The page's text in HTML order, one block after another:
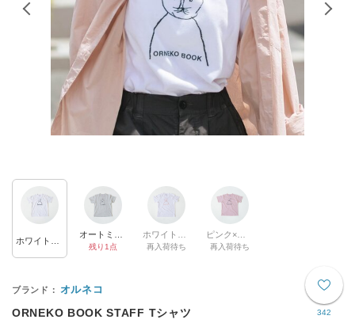
残り1点 再入荷待ち 再入荷待ち
342
オルネコ
ORNEKO BOOK STAFF Tシャツ